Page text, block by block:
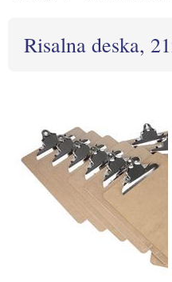
Risalna deska,